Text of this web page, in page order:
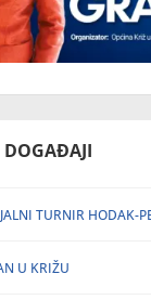
TURNIR HODAK-
U KRIŽU